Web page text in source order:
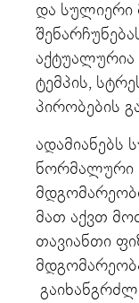
და სულიერი
აქტუალურია
ტემპის,
პირობების
ნორმალური
მათ აქვთ
თავიანთი